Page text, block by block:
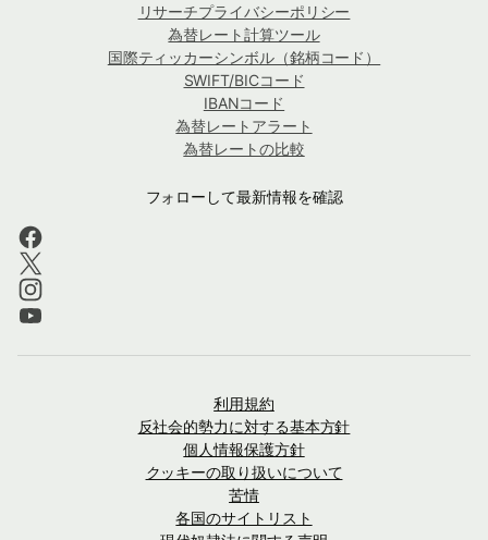
リサーチプライバシーポリシー
為替レート計算ツール
国際ティッカーシンボル（銘柄コード）
SWIFT/BICコード
IBANコード
為替レートアラート
為替レートの比較
フォローして最新情報を確認
利用規約
反社会的勢力に対する基本方針
個人情報保護方針
クッキーの取り扱いについて
苦情
各国のサイトリスト